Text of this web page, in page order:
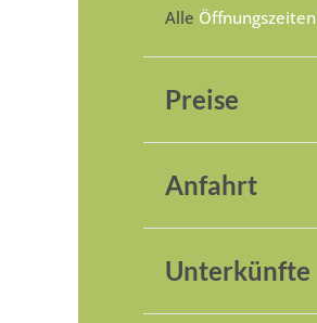
Alle Öffnungszeiten
Preise
Anfahrt
Unterkünfte